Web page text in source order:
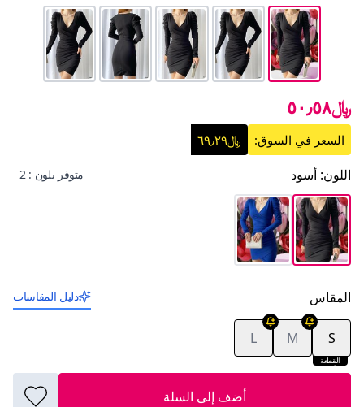
﷼٥٠٫٥٨
السعر في السوق: ﷼٦٩٫٢٩
اللون: أسود متوفر بلون : 2
المقاس دليل المقاسات
القطعة
S
M
L
أضف إلى السلة